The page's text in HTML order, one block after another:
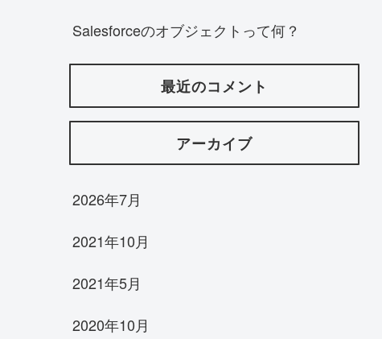
Salesforceのオブジェクトって何？
最近のコメント
アーカイブ
2026年7月
2021年10月
2021年5月
2020年10月